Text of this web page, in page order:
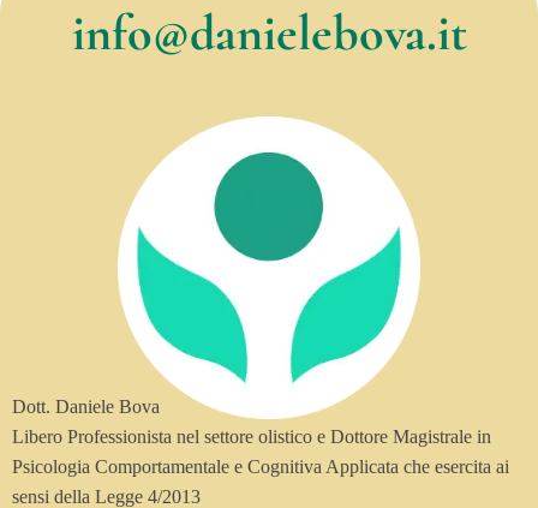
info@danielebova.it
Dott. Daniele Bova
Libero Professionista nel settore olistico e Dottore Magistrale in
Psicologia Comportamentale e Cognitiva Applicata che esercita ai
sensi della Legge 4/2013